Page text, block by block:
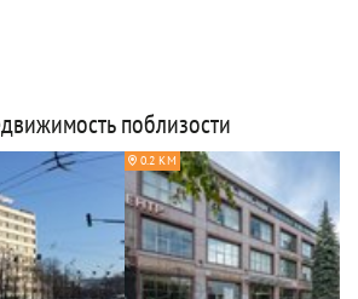
поблизости
0.2 КМ